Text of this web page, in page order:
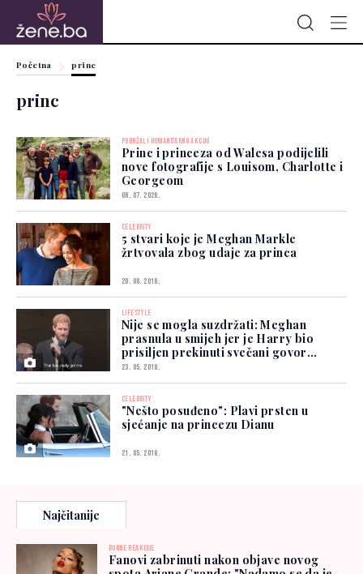
Početna princ
princ
PODRŽALI HUMANITARNU AKCIJU
Princ i princeza od Walesa podijelili
nove fotografije s Louisom, Charlotte i
Georgeom
06. 07. 2026.
CELEBRITY
5 stvari koje je Meghan Markle
žrtvovala zbog udaje za princa
20. 08. 2018.
LIFESTYLE
Nije se mogla suzdržati: Meghan
prasnula u smijeh jer je Harry bio
prisiljen prekinuti svečani govor
posvećen ocu
23. 05. 2018.
CELEBRITY
"Nešto posuđeno": Plavi prsten u
sjećanje na princezu Dianu
21. 05. 2018.
Najčitanije
BURNE REAKCIJE
Fanovi zabrinuti nakon objave novog